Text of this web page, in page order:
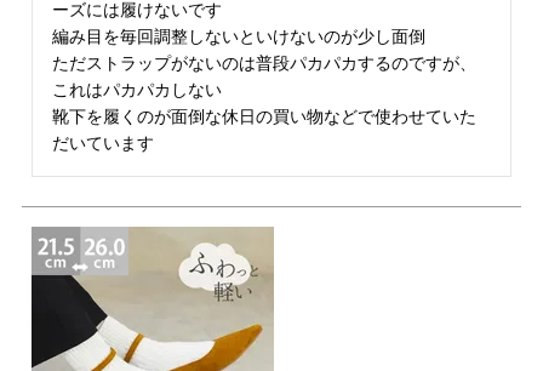
アイテムカテゴリから選ぶ
パンプス ブーツ
バレエシューズ ローファー レディース
スニーカー・スリッポン
カジュアルシューズ
ーズには履けないです
編み目を毎回調整しないといけないのが少し面倒
ただストラップがないのは普段パカパカするのですが、
これはパカパカしない
靴下を履くのが面倒な休日の買い物などで使わせていた
だいています